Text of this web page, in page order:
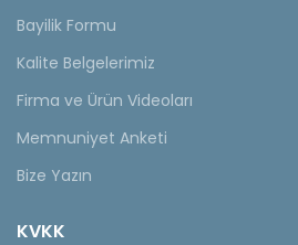
Bayilik Formu
Kalite Belgelerimiz
Firma ve Ürün Videoları
Memnuniyet Anketi
Bize Yazın
KVKK